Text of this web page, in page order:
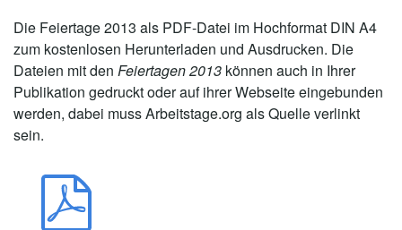
Die Feiertage 2013 als PDF-Datei im Hochformat DIN A4
zum kostenlosen Herunterladen und Ausdrucken. Die
Dateien mit den Feiertagen 2013 können auch in Ihrer
Publikation gedruckt oder auf ihrer Webseite eingebunden
werden, dabei muss Arbeitstage.org als Quelle verlinkt
sein.